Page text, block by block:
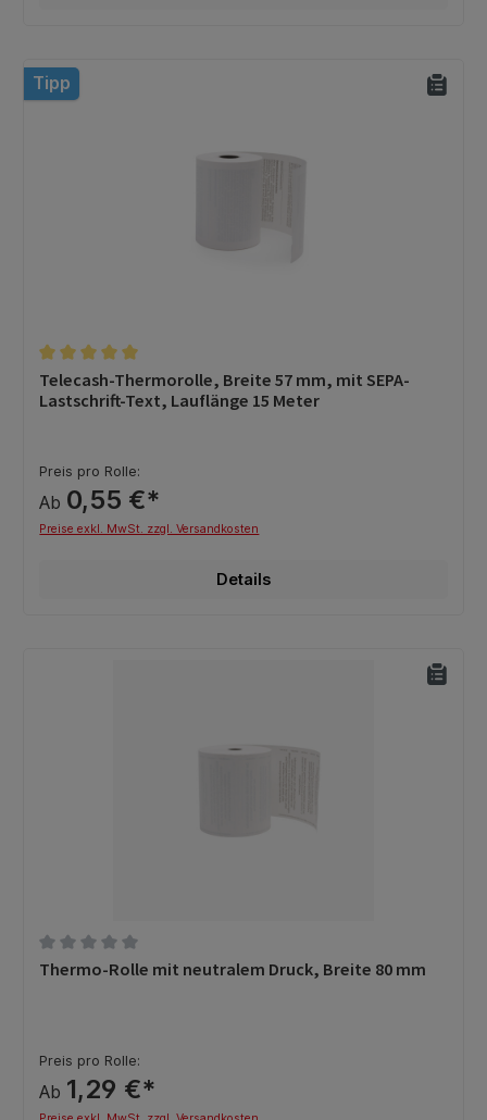
Tipp
Durchschnittliche Bewertung von 5 von 5 Sternen
Telecash-Thermorolle, Breite 57 mm, mit SEPA-
Lastschrift-Text, Lauflänge 15 Meter
Preis pro Rolle:
Ab 0,55 €*
Preise exkl. MwSt. zzgl. Versandkosten
Details
Durchschnittliche Bewertung von 0 von 5 Sternen
Thermo-Rolle mit neutralem Druck, Breite 80 mm
Preis pro Rolle:
Ab 1,29 €*